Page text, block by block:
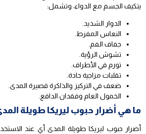
يتكيف الجسم مع الدواء، وتشمل:
الدوار الشديد.
النعاس المفرط.
جفاف الفم.
تشوش الرؤية.
تورم في الأطراف.
تقلبات مزاجية حادة.
ضعف في التركيز والذاكرة قصيرة المدى.
الخمول العام وفقدان الدافع.
ما هي أضرار حبوب ليريكا طويلة